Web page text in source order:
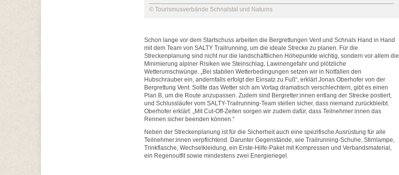
© Tourismusverbände Schnalstal und Naturns
Schon lange vor dem Startschuss arbeiten die Bergrettungen Vent und Schnals Hand in Hand
mit dem Team von SALTY Trailrunning, um die ideale Strecke zu planen. Für die
Streckenplanung sind nicht nur die landschaftlichen Höhepunkte wichtig, sondern vor allem die
Minimierung alpiner Risiken wie Steinschlag, Lawinengefahr und plötzliche
Wetterumschwünge. „Bei stabilen Wetterbedingungen setzen wir in Notfällen den
Hubschrauber ein, andernfalls erfolgt der Einsatz zu Fuß“, erklärt Jonas Oberhofer von der
Bergrettung Vent. Sollte das Wetter sich am Vortag dramatisch verschlechtern, gibt es einen
Plan B, um die Route anzupassen. Zudem sind Bergretter:innen entlang der Strecke postiert,
und Schlussläufer vom SALTY-Trailrunning-Team stellen sicher, dass niemand zurückbleibt.
Oberhofer erklärt: „Mit Cut-Off-Zeiten sorgen wir zudem dafür, dass Teilnehmer:innen das
Rennen sicher beenden können.“
Neben der Streckenplanung ist für die Sicherheit auch eine spezifische Ausrüstung für alle
Teilnehmer:innen verpflichtend. Darunter Gegenstände, wie Trailrunning-Schuhe, Stirnlampe,
Trinkflasche, Wechselkleidung, ein Erste-Hilfe-Paket mit Kompressen und Verbandsmaterial,
ein Regenoutfit sowie mindestens zwei Energieriegel.